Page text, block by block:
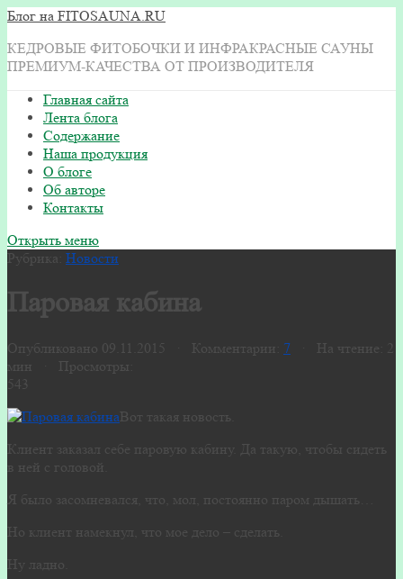
Блог на FITOSAUNA.RU
КЕДРОВЫЕ ФИТОБОЧКИ И ИНФРАКРАСНЫЕ САУНЫ
ПРЕМИУМ-КАЧЕСТВА ОТ ПРОИЗВОДИТЕЛЯ
Главная сайта
Лента блога
Содержание
Наша продукция
О блоге
Об авторе
Контакты
Открыть меню
Рубрика: Новости
Паровая кабина
Опубликовано 09.11.2015 · Комментарии: 7 · На чтение: 2
мин · Просмотры:
543
Вот такая новость.
Клиент заказал себе паровую кабину. Да такую, чтобы сидеть
в ней с головой.
Я было засомневался, что, мол, постоянно паром дышать…
Но клиент намекнул, что мое дело – сделать.
Ну ладно.